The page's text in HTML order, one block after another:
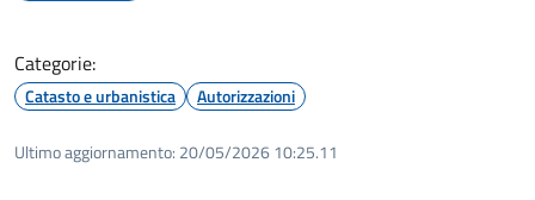
Categorie:
Catasto e urbanistica Autorizzazioni
Ultimo aggiornamento: 20/05/2026 10:25.11